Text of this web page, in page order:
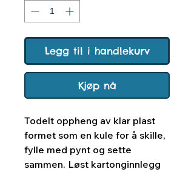
Legg til i handlekurv
Kjøp nå
Todelt oppheng av klar plast
formet som en kule for å skille,
fylle med pynt og sette
sammen. Løst kartonginnlegg